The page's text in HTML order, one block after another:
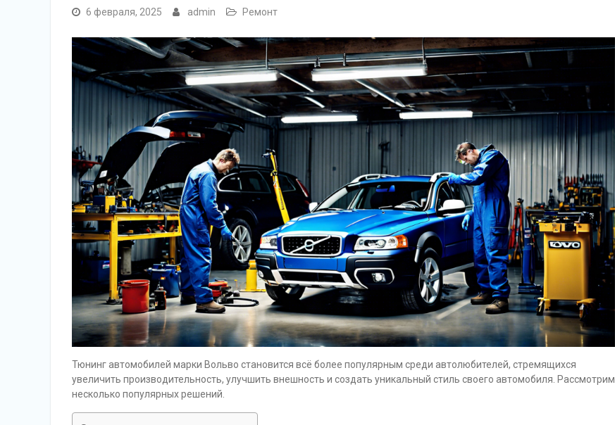
6 февраля, 2025 admin Ремонт
Тюнинг автомобилей марки Вольво становится всё более популярным среди автолюбителей, стремящихся
увеличить производительность, улучшить внешность и создать уникальный стиль своего автомобиля. Рассмотрим
несколько популярных решений.